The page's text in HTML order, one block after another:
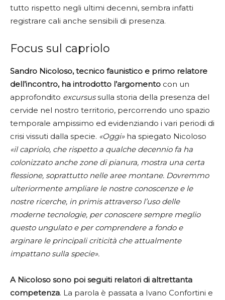
tutto rispetto negli ultimi decenni, sembra infatti
registrare cali anche sensibili di presenza.
Focus sul capriolo
Sandro Nicoloso, tecnico faunistico e primo relatore
dell’incontro, ha introdotto l’argomento con un
approfondito excursussulla storia della presenza del
cervide nel nostro territorio, percorrendo uno spazio
temporale ampissimo ed evidenziando i vari periodi di
crisi vissuti dalla specie. «Oggi»ha spiegato Nicoloso
«il capriolo, che rispetto a qualche decennio fa ha
colonizzato anche zone di pianura, mostra una certa
flessione, soprattutto nelle aree montane. Dovremmo
ulteriormente ampliare le nostre conoscenze e le
nostre ricerche, in primis attraverso l’uso delle
moderne tecnologie, per conoscere sempre meglio
questo ungulato e per comprendere a fondo e
arginare le principali criticità che attualmente
impattano sulla specie».
A Nicoloso sono poi seguiti relatori di altrettanta
competenza. La parola è passata a Ivano Confortini e